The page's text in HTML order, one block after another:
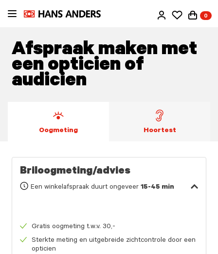
Ga
inhoud
0
Afspraak maken met
een opticien of
audicien
Oogmeting Hoortest
Briloogmeting/advies
Een winkelafspraak duurt ongeveer 15-45 min
Gratis oogmeting t.w.v. 30,-
Sterkte meting en uitgebreide zichtcontrole door een
opticien